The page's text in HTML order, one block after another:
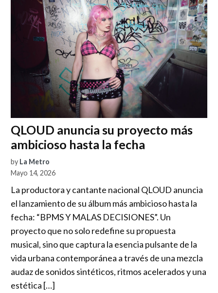
QLOUD anuncia su proyecto más
ambicioso hasta la fecha
by La Metro
Mayo 14, 2026
La productora y cantante nacional QLOUD anuncia
el lanzamiento de su álbum más ambicioso hasta la
fecha: “BPMS Y MALAS DECISIONES”. Un
proyecto que no solo redefine su propuesta
musical, sino que captura la esencia pulsante de la
vida urbana contemporánea a través de una mezcla
audaz de sonidos sintéticos, ritmos acelerados y una
estética […]